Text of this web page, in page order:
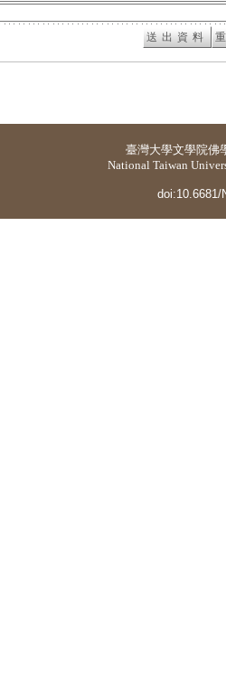
臺灣大學文學院佛
National Taiwan
doi:10.6681/